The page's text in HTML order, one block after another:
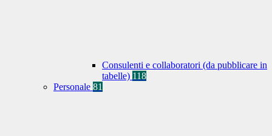
Consulenti e collaboratori (da pubblicare in
tabelle) 118
Personale 81